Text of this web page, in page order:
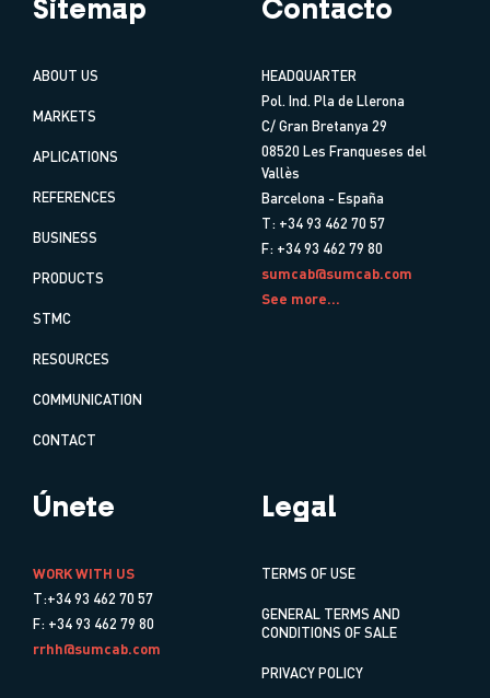
Sitemap
ABOUT US
MARKETS
APLICATIONS
REFERENCES
BUSINESS
PRODUCTS
STMC
RESOURCES
COMMUNICATION
CONTACT
Contacto
HEADQUARTER
Pol. Ind. Pla de Llerona
C/ Gran Bretanya 29
08520 Les Franqueses del
Vallès
Barcelona - España
T: +34 93 462 70 57
F: +34 93 462 79 80
sumcab@sumcab.com
See more...
Únete
WORK WITH US
T:+34 93 462 70 57
F: +34 93 462 79 80
rrhh@sumcab.com
Legal
TERMS OF USE
GENERAL TERMS AND
CONDITIONS OF SALE
PRIVACY POLICY